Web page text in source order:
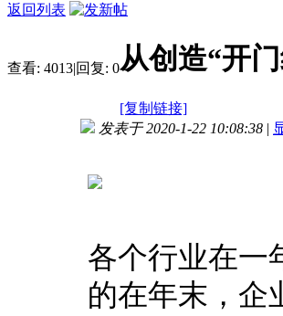
返回列表
查看: 4013|回复: 0从创造“开
[复制链接]
发表于 2020-1-22 10:08:38 |
各个行业在一
的在年末，企